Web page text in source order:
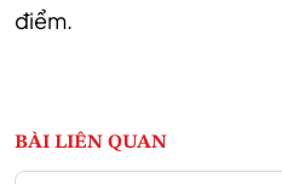
điểm.
BÀI LIÊN QUAN